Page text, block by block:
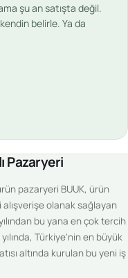
şu an satışta değil.
belirle. Ya da
Pazaryeri
pazaryeri BUUK, ürün
alışverişe olanak sağlayan
bu yana en çok tercih
Türkiye'nin en büyük
altında kurulan bu yeni iş